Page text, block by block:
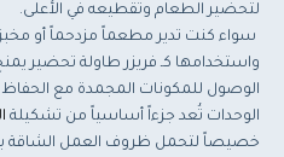
لتحضير الطعام وتقطيعه في الأعلى.
سواء كنت تدير مطعماً مزدحماً أو
واستخدامها كـ فريزر طاولة تحضير
الوصول للمكونات المجمدة مع الحفاظ
الوحدات تُعد جزءاً أساسياً من تشكيلة
خصيصاً لتحمل ظروف العمل الشاقة